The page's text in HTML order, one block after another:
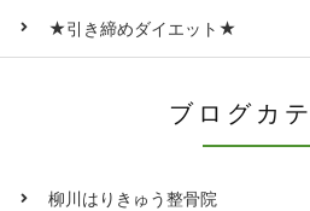
★引き締めダイエット★
ブログカ
柳川はりきゅう整骨院